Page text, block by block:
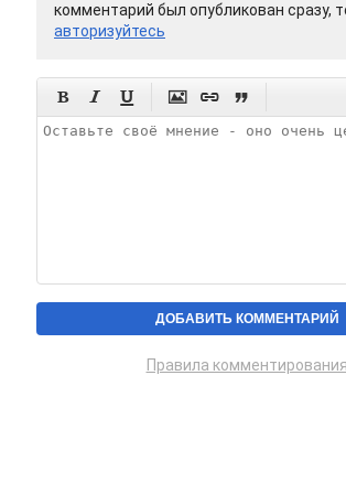
комментарий был опубликован сразу,
авторизуйтесь
     
Правила комментирования